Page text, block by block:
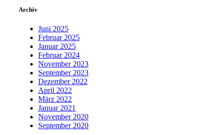
Archiv
Juni 2025
Februar 2025
Januar 2025
Februar 2024
November 2023
September 2023
Dezember 2022
April 2022
März 2022
Januar 2021
November 2020
September 2020